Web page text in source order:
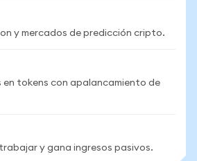
y mercados de predicción cripto.
en tokens con apalancamiento de
y gana ingresos pasivos.